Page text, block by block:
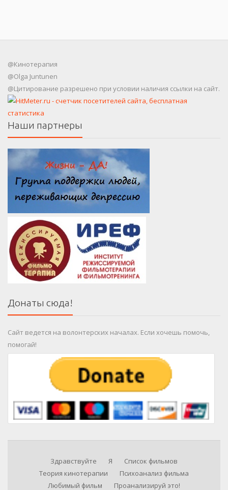
@Кинотерапия
@Olga Juntunen
@Цитирование разрешено при условии наличия ссылки на сайт.
Наши партнеры
Донаты сюда!
Сайт ведется на волонтерских началах. Если хочешь помочь,
помогай!
Здравствуйте Я
Список фильмов
Теория кинотерапии
Психоанализ фильма
Любимый фильм
Проанализируй это!